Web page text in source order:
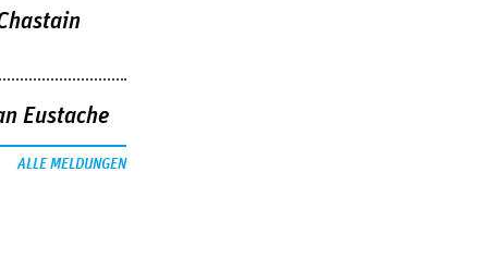
Eustache
ALLE MELDUNGEN